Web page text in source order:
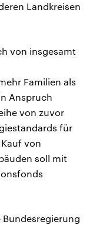
Landkreisen
von insgesamt
Familien als
Anspruch
von zuvor
für
von
soll mit